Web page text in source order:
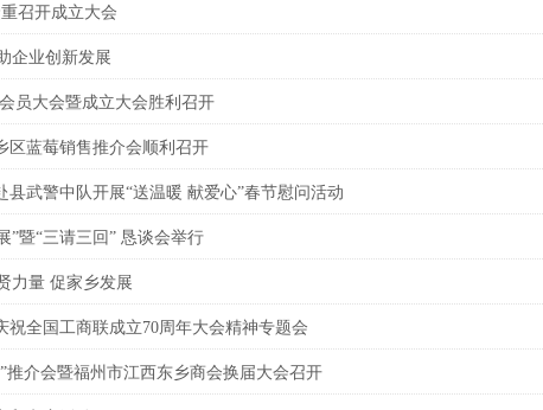
召开成立大会
企业创新发展
员大会暨成立大会胜利召开
蓝莓销售推介会顺利召开
县武警中队开展“送温暖 献爱心”春节慰问活动
”暨“三请三回” 恳谈会举行
力量 促家乡发展
祝全国工商联成立70周年大会精神专题会
推介会暨福州市江西东乡商会换届大会召开